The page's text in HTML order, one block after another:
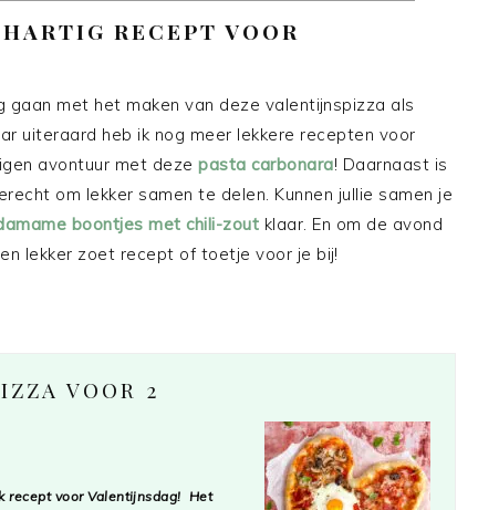
RECEPT VOOR
gaan met het maken van deze valentijnspizza als
uiteraard heb ik nog meer lekkere recepten voor
avontuur met deze pasta carbonara! Daarnaast is
om lekker samen te delen. Kunnen jullie samen je
boontjes met chili-zout klaar. En om de avond
lekker zoet recept of toetje voor je bij!
VOOR 2
recept voor Valentijnsdag! Het